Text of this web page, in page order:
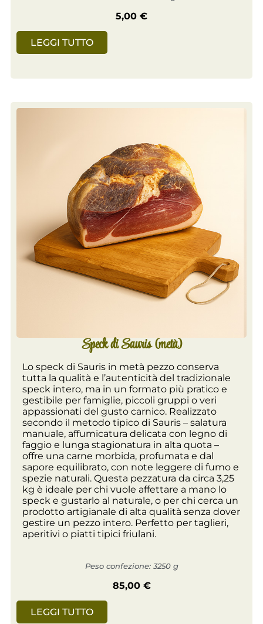
5,00 €
LEGGI TUTTO
Speck di Sauris (metà)
Lo speck di Sauris in metà pezzo conserva
tutta la qualità e l’autenticità del tradizionale
speck intero, ma in un formato più pratico e
gestibile per famiglie, piccoli gruppi o veri
appassionati del gusto carnico. Realizzato
secondo il metodo tipico di Sauris – salatura
manuale, affumicatura delicata con legno di
faggio e lunga stagionatura in alta quota –
offre una carne morbida, profumata e dal
sapore equilibrato, con note leggere di fumo e
spezie naturali. Questa pezzatura da circa 3,25
kg è ideale per chi vuole affettare a mano lo
speck e gustarlo al naturale, o per chi cerca un
prodotto artigianale di alta qualità senza dover
gestire un pezzo intero. Perfetto per taglieri,
aperitivi o piatti tipici friulani.
Peso confezione: 3250 g
85,00 €
LEGGI TUTTO